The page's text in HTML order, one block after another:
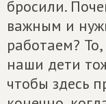
бросили.
важным и
работаем?
наши дети
чтобы здесь